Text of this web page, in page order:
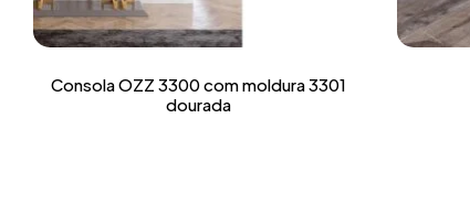
Consola OZZ 3300 com moldura 3301
dourada